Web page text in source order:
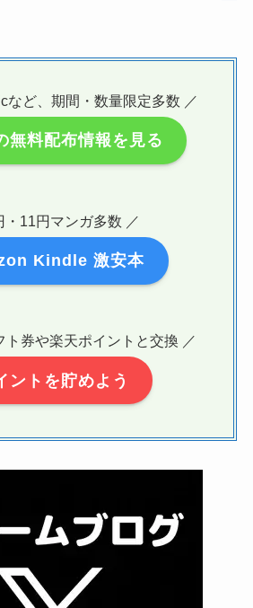
など、期間・数量限定多数 ／
無料配布情報を見る
・11円マンガ多数 ／
Kindle 激安本
ト券や楽天ポイントと交換 ／
ントを貯めよう